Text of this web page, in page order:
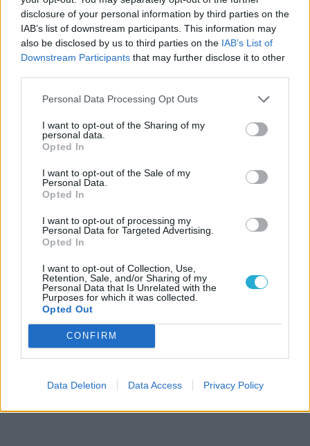
disclosure of your personal information by third parties on the
IAB’s list of downstream participants. This information may
also be disclosed by us to third parties on the IAB’s List of
Downstream Participants that may further disclose it to other
Personal Data Processing Opt Outs
I want to opt-out of the Sharing of my
personal data.
Opted In
I want to opt-out of the Sale of my
Personal Data.
Opted In
I want to opt-out of processing my
Personal Data for Targeted Advertising.
Opted In
I want to opt-out of Collection, Use,
Retention, Sale, and/or Sharing of my
Personal Data that Is Unrelated with the
Purposes for which it was collected.
Opted Out
CONFIRM
Data Deletion Data Access Privacy Policy
KAPCSOLÓDÓ HÍREK
Megvillantotta foga fehérjét a The Sims
kihívója
146 millió órát pepecseltek el a The Sims 4
játékosok csak karakterkészítéssel
LEGFRISSEBB VIDEÓNK